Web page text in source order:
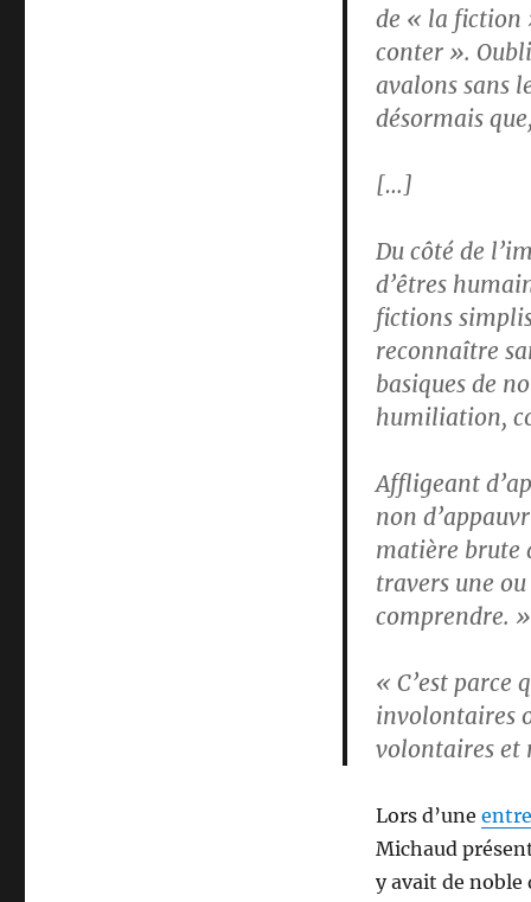
de « la fiction
conter ».
avalons sans
désormais
[…]
Du côté de
d’êtres
fictions
reconnaître
basiques de
humiliation,
Affligeant
non
matière brute
travers une
comprendre. »
« C’est parce
involontaires
volontaires et
Lors d’une
Michaud
y avait de noble